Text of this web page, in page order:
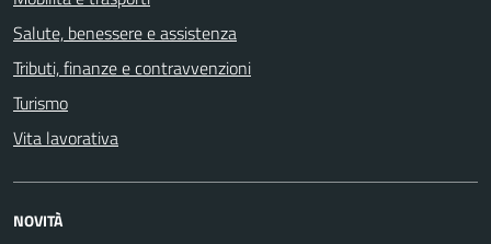
Salute, benessere e assistenza
Tributi, finanze e contravvenzioni
Turismo
Vita lavorativa
NOVITÀ